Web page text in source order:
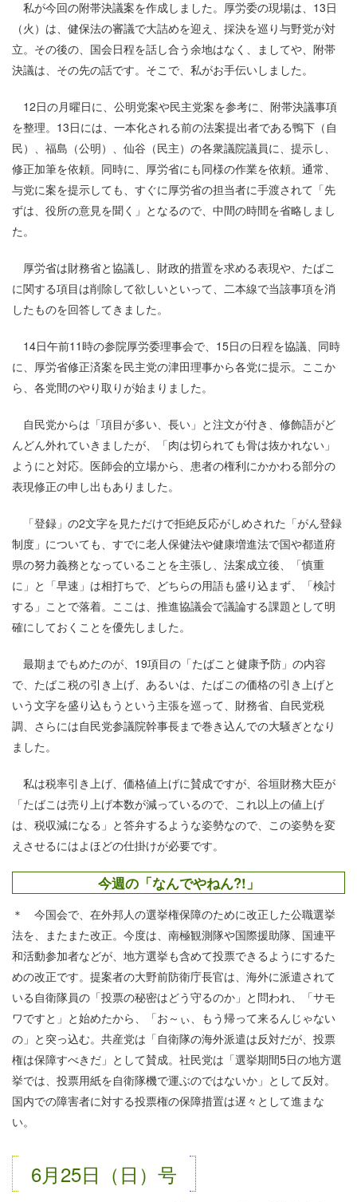
私が今回の附帯決議案を作成しました。厚労委の現場は、13日
（火）は、健保法の審議で大詰めを迎え、採決を巡り与野党が対
立。その後の、国会日程を話し合う余地はなく、ましてや、附帯
決議は、その先の話です。そこで、私がお手伝いしました。
12日の月曜日に、公明党案や民主党案を参考に、附帯決議事項
を整理。13日には、一本化される前の法案提出者である鴨下（自
民）、福島（公明）、仙谷（民主）の各衆議院議員に、提示し、
修正加筆を依頼。同時に、厚労省にも同様の作業を依頼。通常、
与党に案を提示しても、すぐに厚労省の担当者に手渡されて「先
ずは、役所の意見を聞く」となるので、中間の時間を省略しまし
た。
厚労省は財務省と協議し、財政的措置を求める表現や、たばこ
に関する項目は削除して欲しいといって、二本線で当該事項を消
したものを回答してきました。
14日午前11時の参院厚労委理事会で、15日の日程を協議、同時
に、厚労省修正済案を民主党の津田理事から各党に提示。ここか
ら、各党間のやり取りが始まりました。
自民党からは「項目が多い、長い」と注文が付き、修飾語がど
んどん外れていきましたが、「肉は切られても骨は抜かれない」
ようにと対応。医師会的立場から、患者の権利にかかわる部分の
表現修正の申し出もありました。
「登録」の2文字を見ただけで拒絶反応がしめされた「がん登録
制度」についても、すでに老人保健法や健康増進法で国や都道府
県の努力義務となっていることを主張し、法案成立後、「慎重
に」と「早速」は相打ちで、どちらの用語も盛り込まず、「検討
する」ことで落着。ここは、推進協議会で議論する課題として明
確にしておくことを優先しました。
最期までもめたのが、19項目の「たばこと健康予防」の内容
で、たばこ税の引き上げ、あるいは、たばこの価格の引き上げと
いう文字を盛り込もうという主張を巡って、財務省、自民党税
調、さらには自民党参議院幹事長まで巻き込んでの大騒ぎとなり
ました。
私は税率引き上げ、価格値上げに賛成ですが、谷垣財務大臣が
「たばこは売り上げ本数が減っているので、これ以上の値上げ
は、税収減になる」と答弁するような姿勢なので、この姿勢を変
えさせるにはよほどの仕掛けが必要です。
今週の「なんでやねん?!」
＊ 今国会で、在外邦人の選挙権保障のために改正した公職選挙
法を、またまた改正。今度は、南極観測隊や国際援助隊、国連平
和活動参加者などが、地方選挙も含めて投票できるようにするた
めの改正です。提案者の大野前防衛庁長官は、海外に派遣されて
いる自衛隊員の「投票の秘密はどう守るのか」と問われ、「サモ
ワですと」と始めたから、「お～ぃ、もう帰って来るんじゃない
の」と突っ込む。共産党は「自衛隊の海外派遣は反対だが、投票
権は保障すべきだ」として賛成。社民党は「選挙期間5日の地方選
挙では、投票用紙を自衛隊機で運ぶのではないか」として反対。
国内での障害者に対する投票権の保障措置は遅々として進まな
い。
6月25日（日）号